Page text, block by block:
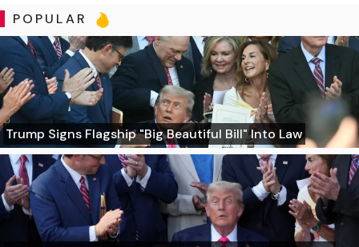
POPULAR
Trump Signs Flagship "Big Beautiful Bill" Into Law